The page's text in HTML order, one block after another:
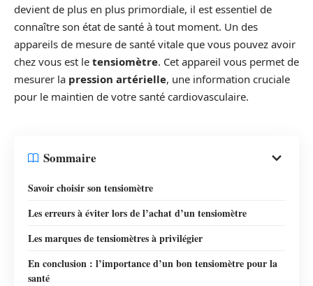
devient de plus en plus primordiale, il est essentiel de
connaître son état de santé à tout moment. Un des
appareils de mesure de santé vitale que vous pouvez avoir
chez vous est le tensiomètre. Cet appareil vous permet de
mesurer la pression artérielle, une information cruciale
pour le maintien de votre santé cardiovasculaire.
Sommaire
Savoir choisir son tensiomètre
Les erreurs à éviter lors de l’achat d’un tensiomètre
Les marques de tensiomètres à privilégier
En conclusion : l’importance d’un bon tensiomètre pour la
santé